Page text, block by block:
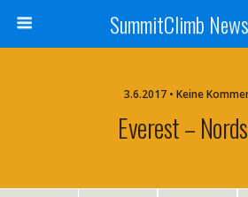
SummitClimb
3.6.2017 • Keine
Everest –